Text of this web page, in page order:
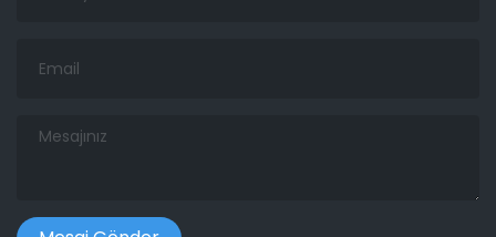
Soyad
Mesajınız